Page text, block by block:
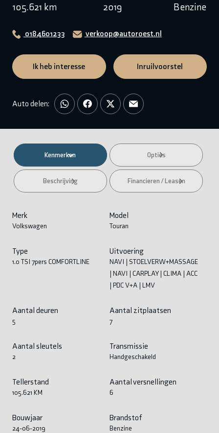
105.621 km 2019 Benzine
0184601233 verkoop@autoroest.nl
Ik heb interesse Inruilvoorstel
Auto delen:
Kenmerken Opties
Beschrijving Financieren / Leasen
Merk
Volkswagen
Model
Touran
Type
1.0 TSI 7pers COMFORTLINE
Uitvoering
NAVI | STOELVERW+MASSAGE
| NAVI | CARPLAY | CLIMA | ACC
| PDC V+A | LMV
Aantal deuren
5
Aantal zitplaatsen
7
Aantal sleutels
2
Transmissie
Handgeschakeld
Tellerstand
105.621 KM
Aantal versnellingen
6
Bouwjaar
24-06-2019
Brandstof
Benzine